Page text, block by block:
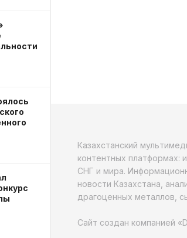
Казахстанский
контентных платформах:
СНГ и мира.
новости Казахстана,
драгоценных металлов,
Сайт создан компанией